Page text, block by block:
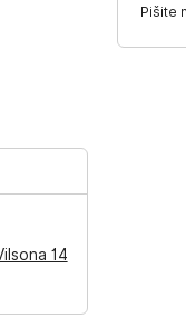
14
Pišite